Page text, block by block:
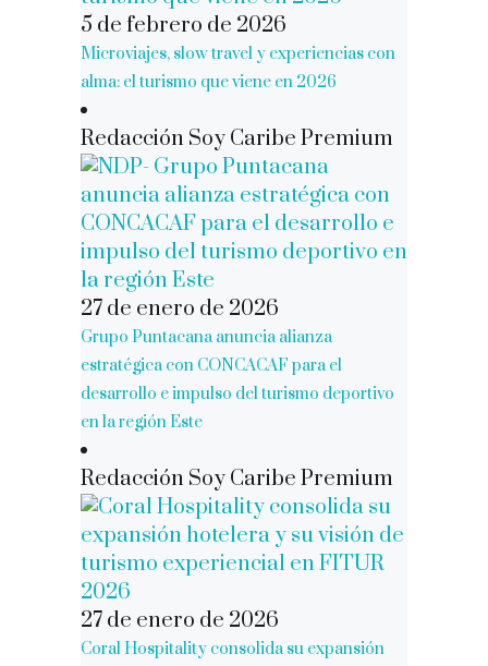
5 de febrero de 2026
Microviajes, slow travel y experiencias con
alma: el turismo que viene en 2026
Redacción Soy Caribe Premium
27 de enero de 2026
Grupo Puntacana anuncia alianza
estratégica con CONCACAF para el
desarrollo e impulso del turismo deportivo
en la región Este
Redacción Soy Caribe Premium
27 de enero de 2026
Coral Hospitality consolida su expansión